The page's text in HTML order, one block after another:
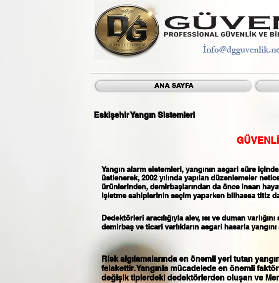
İ
Eskişehir Yangın Sistemleri
Yangın alarm sistemleri, yangının asgari süre
üstlenerek, 2002 yılında yapılan düzenlemeler
ürünlerinden, demirbaşlarından da önce insan
işletme sahiplerinin seçim yaparken bilhassa titiz
Dedektörleri aracılığıyla alev, ısı ve duman
demirbaş ve ticari varlıkların asgari hasarla yangını
Risk algılamalarında en önemli yeri tutan
felakettir. Yangınla mücadelede en önemli
değişik tiplerdeki dedektörlerden oluşan ve
ANA SAYFA